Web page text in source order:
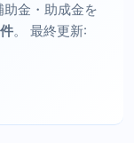
金・助成金を
。 最終更新: